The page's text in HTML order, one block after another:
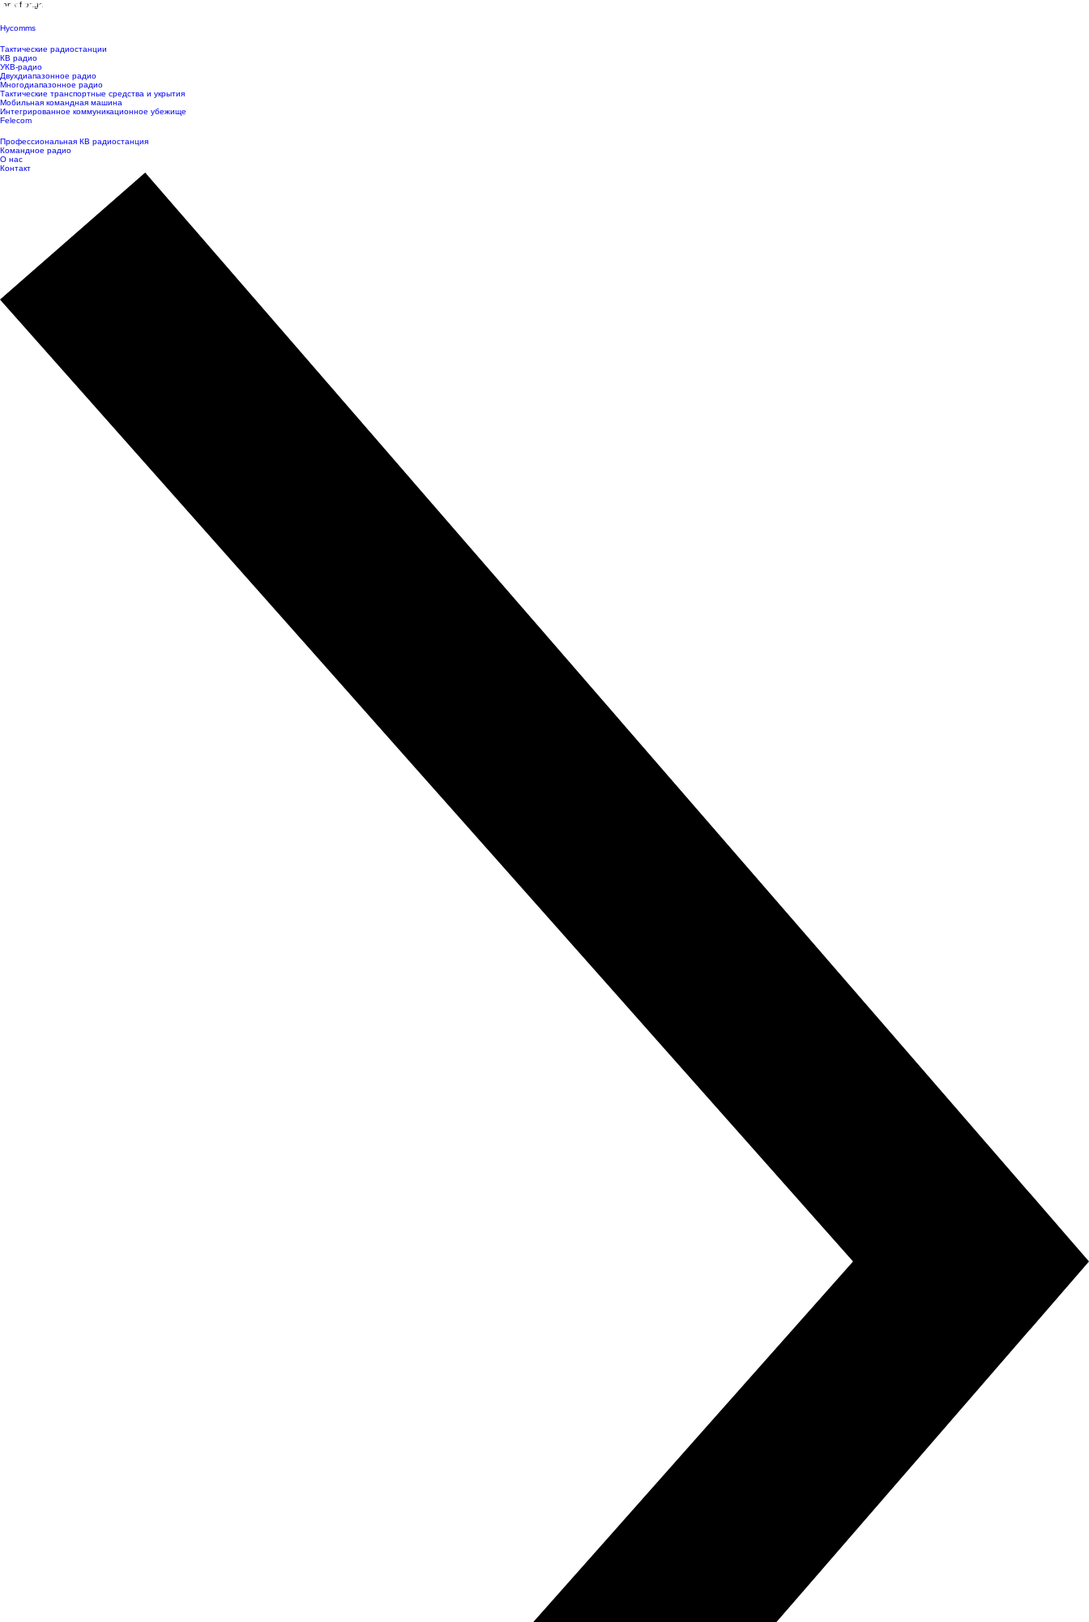
top of page
Hycomms
Тактические радиостанции
КВ радио
УКВ-радио
Двухдиапазонное радио
Многодиапазонное радио
Тактические транспортные средства и укрытия
Мобильная командная машина
Интегрированное коммуникационное убежище
Felecom
Профессиональная КВ радиостанция
Командное радио
О нас
Контакт